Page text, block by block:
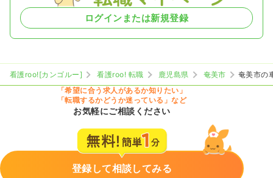
ログインまたは新規登録
看護roo![カンゴルー] 看護roo! 転職 鹿児島県 奄美市
奄美市の
「希望に合う求人があるか知りたい」
「転職するかどうか迷っている」など
お気軽にご相談ください
登録して相談してみる